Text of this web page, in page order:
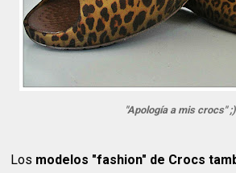
"Apología a mis crocs" ;)
Los modelos "fashion" de Crocs